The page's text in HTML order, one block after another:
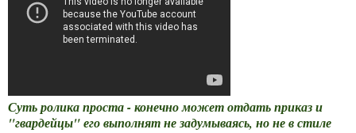
Суть ролика проста - конечно может отдать приказ и
"гвардейцы" его выполнят не задумываясь, но не в стиле